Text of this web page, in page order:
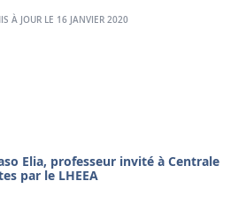
À JOUR LE 16 JANVIER 2020
Elia, professeur invité à Centrale
par le LHEEA